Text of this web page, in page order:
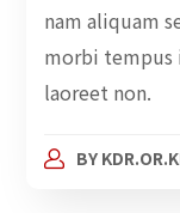
nam aliquam
morbi tempus
laoreet non.
BY